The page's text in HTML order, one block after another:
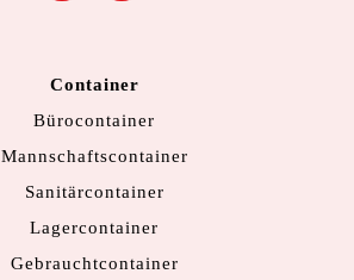
Container
Bürocontainer
Mannschaftscontainer
Sanitärcontainer
Lagercontainer
Gebrauchtcontainer